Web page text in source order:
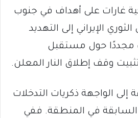
غارات على أهداف في جنوب
الإيراني إلى التهديد
مجددًا حول مستقبل
وقف إطلاق النار المعلن.
إلى الواجهة ذكريات التدخلات
السابقة في المنطقة. ففي